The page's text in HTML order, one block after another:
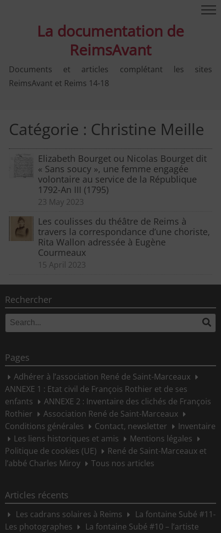
La documentation de
ReimsAvant
Documents et articles complétant les sites
ReimsAvant et Reims 14-18
Catégorie : Christine Meille
Elizabeth Bourget ou Nicolas Bourget dit
« Sans soucy », une femme engagée
volontaire au service de la République
1792-An III (1795)
23 May 2023
Les coulisses du théâtre de Reims à
travers la correspondance d’une choriste,
Rita Wallon adressée à Eugène
Courmeaux
15 April 2023
Rechercher
Search
for:
Pages
Adhérer à l’association René de Saint-Marceaux
ANNEXE 1 : Etat civil de François Rothier et de ses
enfants
ANNEXE 2 : Inventaire des clichés de François
Rothier
Association René de Saint-Marceaux
Conditions générales
Contact, newsletter
Inventaire
Les liens historiques et amis
Mentions légales
Politique de cookies (UE)
René de Saint-Marceaux et
l’abbé Charles Miroy
Tous nos articles
Articles récents
Les cadrans solaires à Reims
La fontaine Subé #11-
Les photographes
La fontaine Subé #10 – l’artiste